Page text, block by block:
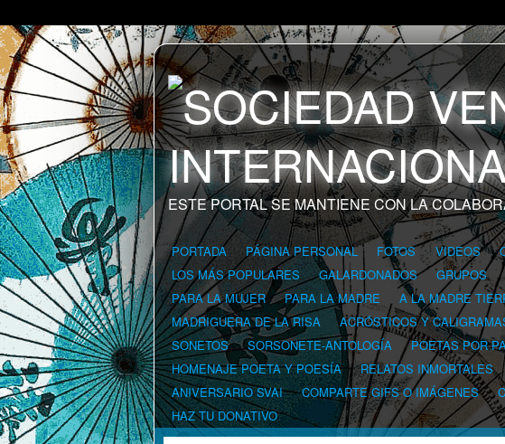
ESTE PORTAL SE MANTIENE CON LA
PORTADA PÁGINA PERSONAL FOTOS VIDEOS
LOS MÁS POPULARES
GALARDONADOS GRUPOS
PARA LA MUJER
PARA LA MADRE A LA MADRE
MADRIGUERA DE LA RISA
ACRÓSTICOS Y
SONETOS
SORSONETE-ANTOLOGÍA POETAS POR
HOMENAJE POETA Y POESÍA
RELATOS INMORTALES
ANIVERSARIO SVAI
COMPARTE GIFS O IMÁGENES
HAZ TU DONATIVO